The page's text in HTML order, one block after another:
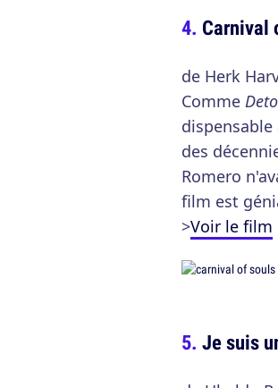
Carnival
de Herk
Comme
des
Romero
film est
>Voir le film
Je suis